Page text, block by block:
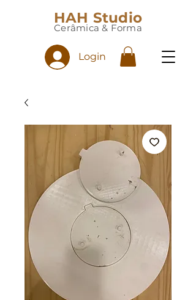
HAH Studio
Cerâmica & Forma
Login